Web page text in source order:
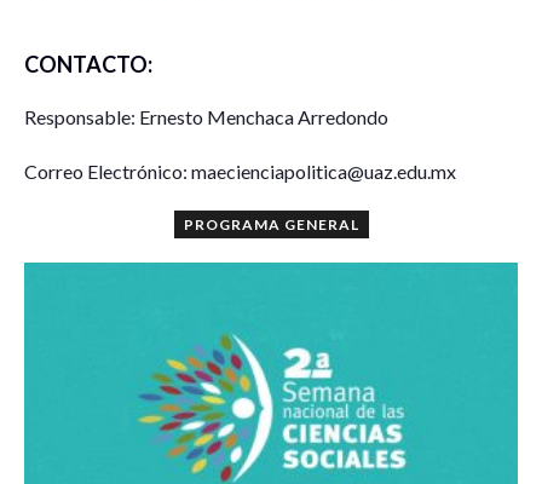
CONTACTO:
Responsable: Ernesto Menchaca Arredondo
Correo Electrónico: maecienciapolitica@uaz.edu.mx
PROGRAMA GENERAL